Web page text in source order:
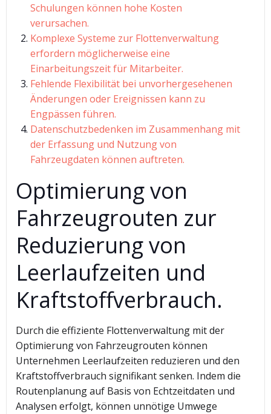
Schulungen können hohe Kosten
verursachen.
Komplexe Systeme zur Flottenverwaltung
erfordern möglicherweise eine
Einarbeitungszeit für Mitarbeiter.
Fehlende Flexibilität bei unvorhergesehenen
Änderungen oder Ereignissen kann zu
Engpässen führen.
Datenschutzbedenken im Zusammenhang mit
der Erfassung und Nutzung von
Fahrzeugdaten können auftreten.
Optimierung von
Fahrzeugrouten zur
Reduzierung von
Leerlaufzeiten und
Kraftstoffverbrauch.
Durch die effiziente Flottenverwaltung mit der
Optimierung von Fahrzeugrouten können
Unternehmen Leerlaufzeiten reduzieren und den
Kraftstoffverbrauch signifikant senken. Indem die
Routenplanung auf Basis von Echtzeitdaten und
Analysen erfolgt, können unnötige Umwege